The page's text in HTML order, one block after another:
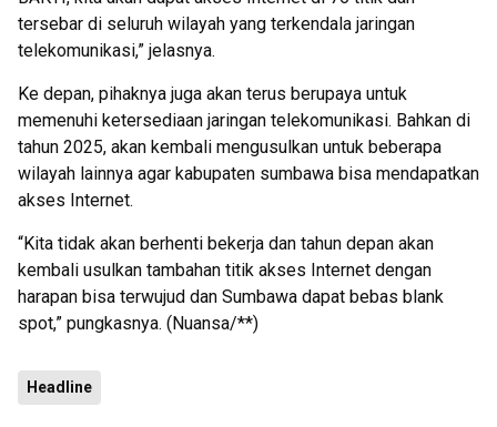
tersebar di seluruh wilayah yang terkendala jaringan
telekomunikasi,” jelasnya.
Ke depan, pihaknya juga akan terus berupaya untuk
memenuhi ketersediaan jaringan telekomunikasi. Bahkan di
tahun 2025, akan kembali mengusulkan untuk beberapa
wilayah lainnya agar kabupaten sumbawa bisa mendapatkan
akses Internet.
“Kita tidak akan berhenti bekerja dan tahun depan akan
kembali usulkan tambahan titik akses Internet dengan
harapan bisa terwujud dan Sumbawa dapat bebas blank
spot,” pungkasnya. (Nuansa/**)
Headline